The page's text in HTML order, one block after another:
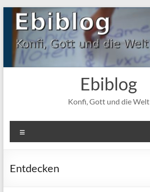
Zum
Inhalt
springen
Ebiblog
Konfi, Gott und die Welt
Entdecken